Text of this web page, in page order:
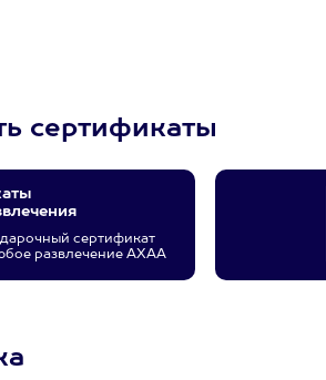
сертификаты
сертификат
развлечение АХАА